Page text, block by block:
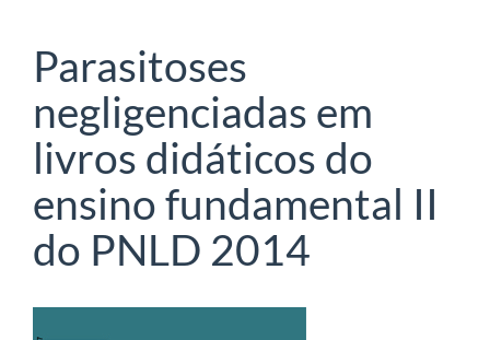
Parasitoses
negligenciadas em
livros didáticos do
ensino fundamental II
do PNLD 2014